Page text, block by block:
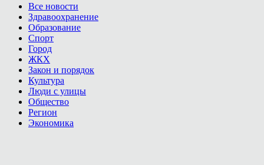
Все новости
Здравоохранение
Образование
Спорт
Город
ЖКХ
Закон и порядок
Культура
Люди с улицы
Общество
Регион
Экономика